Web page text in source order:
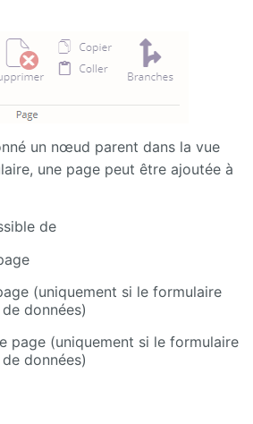
un nœud parent dans la vue
une page peut être ajoutée à
de
(uniquement si le formulaire
données)
page (uniquement si le formulaire
données)